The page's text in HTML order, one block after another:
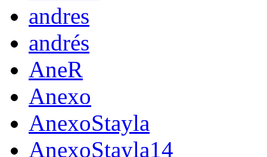
andres
andrés
AneR
Anexo
AnexoStayla
AnexoStayla14